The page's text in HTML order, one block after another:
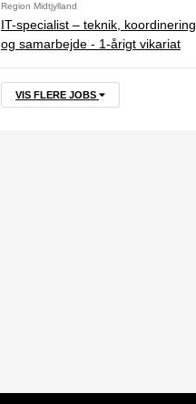
Region Midtjylland
IT-specialist – teknik, koordinering
og samarbejde - 1-årigt vikariat
VIS FLERE JOBS